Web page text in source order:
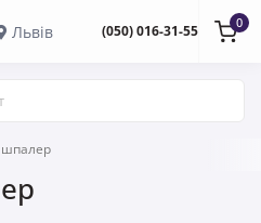
Львів (050) 016-31-55 0
шпалер